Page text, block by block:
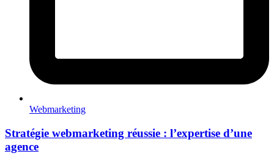
Webmarketing
Stratégie webmarketing réussie : l’expertise d’une
agence